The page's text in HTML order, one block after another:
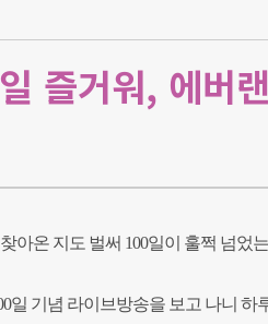
즐거워, 에버
아온 지도 벌써 100일이 훌쩍 넘었
일 기념 라이브방송을 보고 나니 하